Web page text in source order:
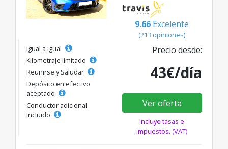
9.66 Excelente
(213 opiniones)
Igual a igual
Kilometraje limitado
Reunirse y Saludar
Depósito en efectivo
aceptado
Conductor adicional
incluido
Precio desde:
43€/día
Ver oferta
Incluye tasas e
impuestos. (VAT)